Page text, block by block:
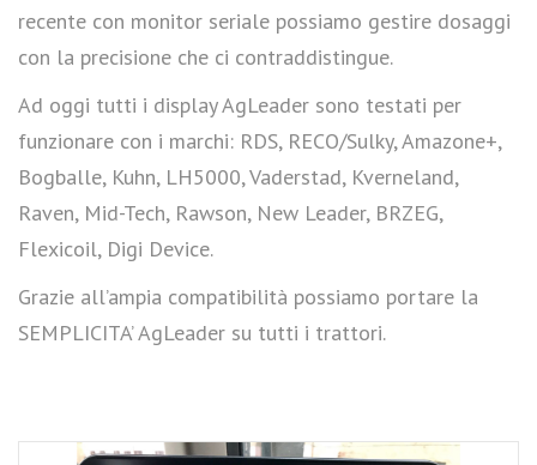
recente con monitor seriale possiamo gestire dosaggi
con la precisione che ci contraddistingue.
Ad oggi tutti i display AgLeader sono testati per
funzionare con i marchi: RDS, RECO/Sulky, Amazone+,
Bogballe, Kuhn, LH5000, Vaderstad, Kverneland,
Raven, Mid-Tech, Rawson, New Leader, BRZEG,
Flexicoil, Digi Device.
Grazie all’ampia compatibilità possiamo portare la
SEMPLICITA’ AgLeader su tutti i trattori.